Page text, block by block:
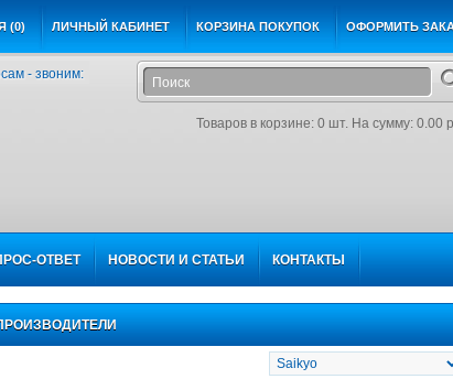
- звоним:
Товаров в корзине: 0 шт. На сумму: 0.00
(0) ЛИЧНЫЙ КАБИНЕТ КОРЗИНА ПОКУПОК ОФОРМИТЬ
ОТВЕТ НОВОСТИ И СТАТЬИ КОНТАКТЫ